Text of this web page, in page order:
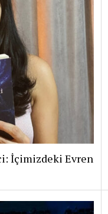
İçimizdeki Evren